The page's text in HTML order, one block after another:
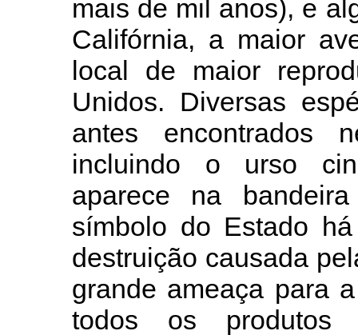
mais de mil anos), e
Califórnia, a maior
local de maior
Unidos. Diversas
antes encontrados
incluindo o urso
aparece na
símbolo do Estado
destruição causada
grande ameaça para
todos os produtos